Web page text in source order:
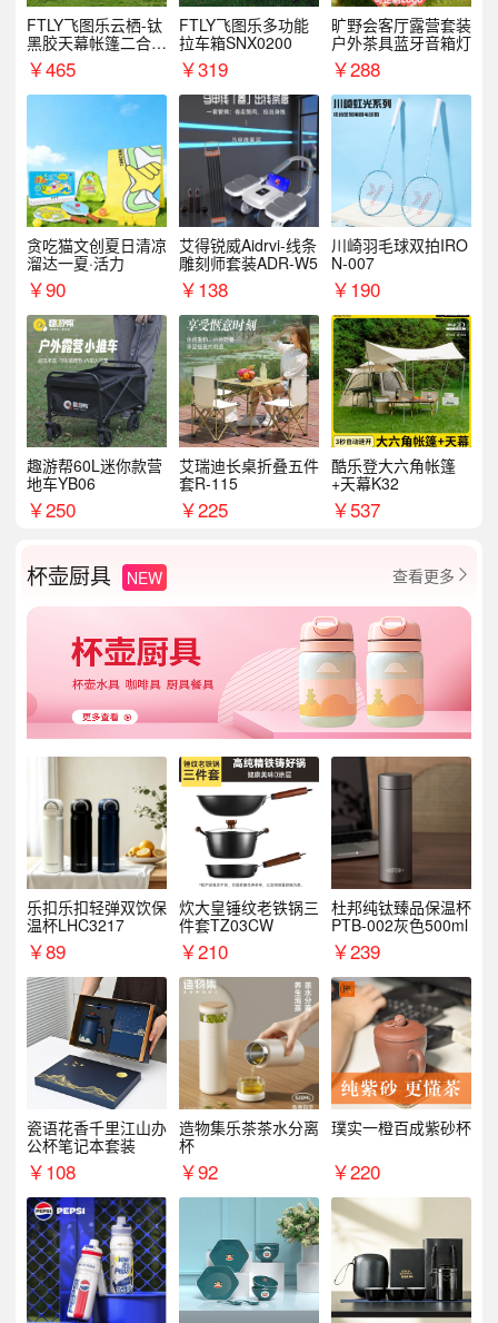
FTLY飞图乐云栖-钛
黑胶天幕帐篷二合一
TMTZ0201
￥465
FTLY飞图乐多功能
拉车箱SNX0200
￥319
旷野会客厅露营套装
户外茶具蓝牙音箱灯
￥288
贪吃猫文创夏日清凉
溜达一夏·活力
￥90
艾得锐威Aidrvi-线条
雕刻师套装ADR-W5
￥138
川崎羽毛球双拍IRO
N-007
￥190
趣游帮60L迷你款营
地车YB06
￥250
艾瑞迪长桌折叠五件
套R-115
￥225
酷乐登大六角帐篷
+天幕K32
￥537
杯壶厨具 NEW 查看更多 
乐扣乐扣轻弹双饮保
温杯LHC3217
￥89
炊大皇锤纹老铁锅三
件套TZ03CW
￥210
杜邦纯钛臻品保温杯
PTB-002灰色500ml
￥239
瓷语花香千里江山办
公杯笔记本套装
￥108
造物集乐茶茶水分离
杯
￥92
璞实一橙百成紫砂杯
￥220